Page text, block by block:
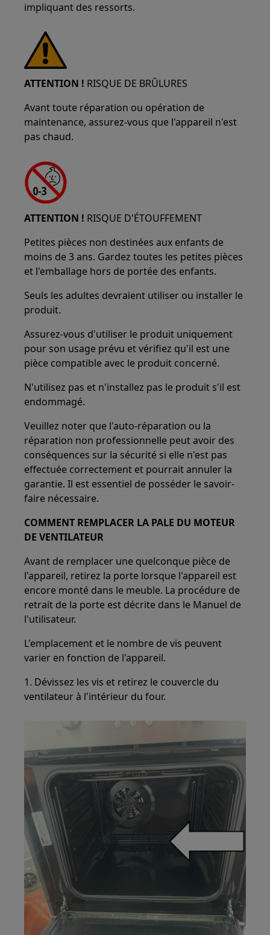
impliquant des ressorts.
ATTENTION ! RISQUE DE BRÛLURES
Avant toute réparation ou opération de
maintenance, assurez-vous que l'appareil n'est
pas chaud.
ATTENTION ! RISQUE D'ÉTOUFFEMENT
Petites pièces non destinées aux enfants de
moins de 3 ans. Gardez toutes les petites pièces
et l'emballage hors de portée des enfants.
Seuls les adultes devraient utiliser ou installer le
produit.
Assurez-vous d'utiliser le produit uniquement
pour son usage prévu et vérifiez qu'il est une
pièce compatible avec le produit concerné.
N'utilisez pas et n'installez pas le produit s'il est
endommagé.
Veuillez noter que l'auto-réparation ou la
réparation non professionnelle peut avoir des
conséquences sur la sécurité si elle n'est pas
effectuée correctement et pourrait annuler la
garantie. Il est essentiel de posséder le savoir-
faire nécessaire.
COMMENT REMPLACER LA PALE DU MOTEUR
DE VENTILATEUR
Avant de remplacer une quelconque pièce de
l'appareil, retirez la porte lorsque l'appareil est
encore monté dans le meuble. La procédure de
retrait de la porte est décrite dans le Manuel de
l'utilisateur.
L'emplacement et le nombre de vis peuvent
varier en fonction de l'appareil.
1. Dévissez les vis et retirez le couvercle du
ventilateur à l'intérieur du four.